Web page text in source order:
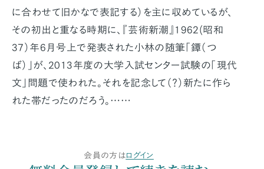
に合わせて旧かなで表記する）を主に収めているが、
その初出と重なる時期に、『芸術新潮』1962(昭和
37）年6月号上で発表された小林の随筆「鐔（つ
ば）」が、2013年度の大学入試センター試験の「現代
文」問題で使われた。それを記念して（？）新たに作ら
れた帯だったのだろう。……
会員の方はログイン